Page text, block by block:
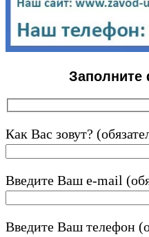
Заполните
Как Вас зовут?
Введите Ваш e-mail
Введите Ваш телефон